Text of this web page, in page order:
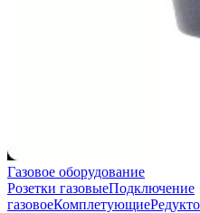
Газовое оборудование
Розетки газовыеПодключение
газовоеКомплетующие